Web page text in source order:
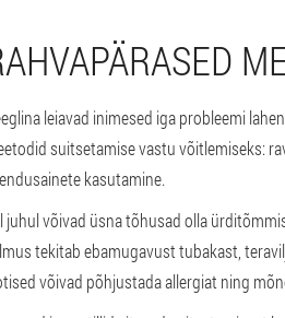
leiavad inimesed iga probleemi
suitsetamise vastu võitlemiseks:
kasutamine.
juhul võivad üsna tõhusad olla
tekitab ebamugavust tubakast,
võivad põhjustada allergiat ning